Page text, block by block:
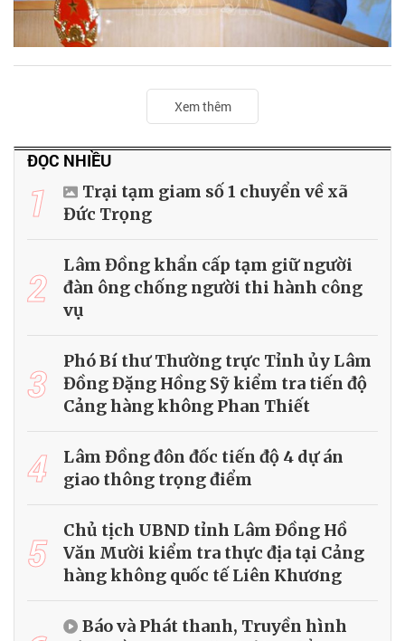
Xem thêm
ĐỌC NHIỀU
1
Trại tạm giam số 1 chuyển về xã
Đức Trọng
2
Lâm Đồng khẩn cấp tạm giữ người
đàn ông chống người thi hành công
vụ
3
Phó Bí thư Thường trực Tỉnh ủy Lâm
Đồng Đặng Hồng Sỹ kiểm tra tiến độ
Cảng hàng không Phan Thiết
4
Lâm Đồng đôn đốc tiến độ 4 dự án
giao thông trọng điểm
5
Chủ tịch UBND tỉnh Lâm Đồng Hồ
Văn Mười kiểm tra thực địa tại Cảng
hàng không quốc tế Liên Khương
Báo và Phát thanh, Truyền hình